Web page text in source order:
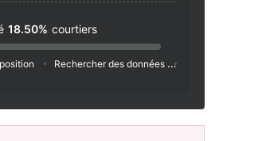
18.50% courtiers
Rechercher des données